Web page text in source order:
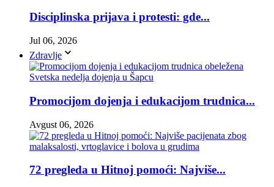
Disciplinska prijava i protesti: gde...
Jul 06, 2026
Zdravlje
Promocijom dojenja i edukacijom trudnica...
Avgust 06, 2026
72 pregleda u Hitnoj pomoći: Najviše...